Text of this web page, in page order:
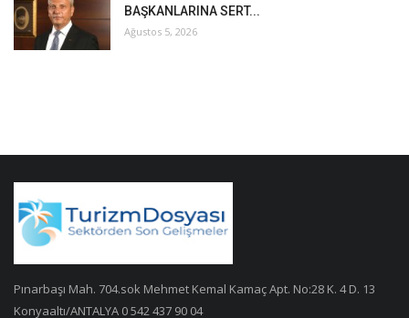
BAŞKANLARINA SERT...
Ağustos 5, 2026
Pınarbaşı Mah. 704.sok Mehmet Kemal Kamaç Apt. No:28 K. 4 D. 13
Konyaaltı/ANTALYA 0 542 437 90 04